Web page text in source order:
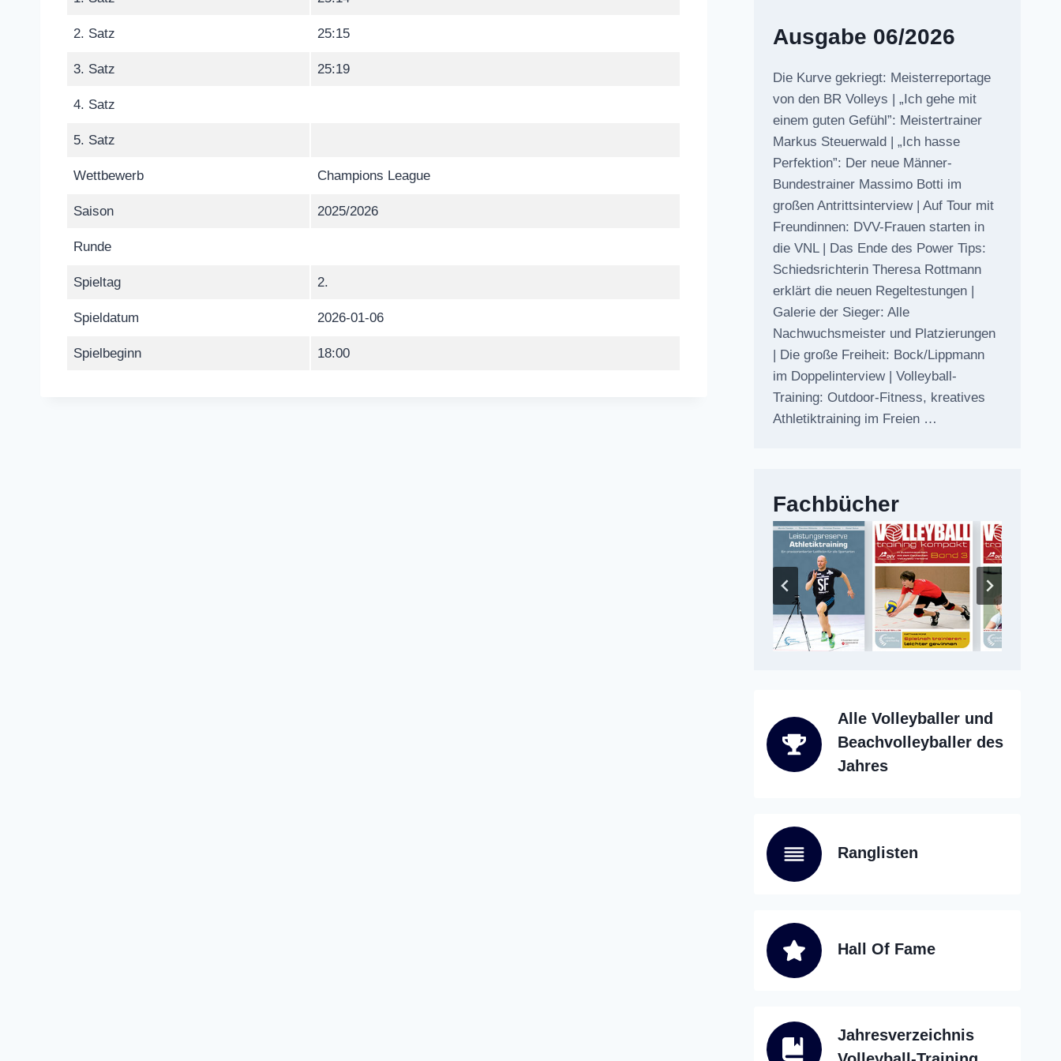
2. Satz 25:15
3. Satz 25:19
4. Satz
5. Satz
Wettbewerb Champions League
Saison 2025/2026
Runde
Spieltag 2.
Spieldatum 2026-01-06
Spielbeginn 18:00
Ausgabe 06/2026
Die Kurve gekriegt: Meisterreportage
von den BR Volleys | „Ich gehe mit
einem guten Gefühl”: Meistertrainer
Markus Steuerwald | „Ich hasse
Perfektion”: Der neue Männer-
Bundestrainer Massimo Botti im
großen Antrittsinterview | Auf Tour mit
Freundinnen: DVV-Frauen starten in
die VNL | Das Ende des Power Tips:
Schiedsrichterin Theresa Rottmann
erklärt die neuen Regeltestungen |
Galerie der Sieger: Alle
Nachwuchsmeister und Platzierungen
| Die große Freiheit: Bock/Lippmann
im Doppelinterview | Volleyball-
Training: Outdoor-Fitness, kreatives
Athletiktraining im Freien …
Fachbücher
Alle Volleyballer und
Beachvolleyballer des
Jahres
Ranglisten
Hall Of Fame
Jahresverzeichnis